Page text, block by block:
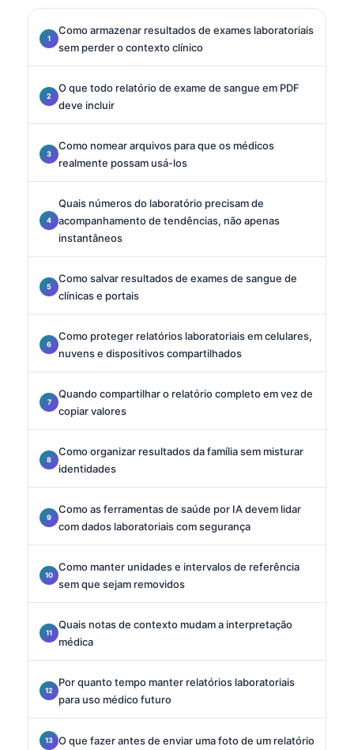
Como armazenar resultados de exames laboratoriais
sem perder o contexto clínico
O que todo relatório de exame de sangue em PDF
deve incluir
Como nomear arquivos para que os médicos
realmente possam usá-los
Quais números do laboratório precisam de
acompanhamento de tendências, não apenas
instantâneos
Como salvar resultados de exames de sangue de
clínicas e portais
Como proteger relatórios laboratoriais em celulares,
nuvens e dispositivos compartilhados
Quando compartilhar o relatório completo em vez de
copiar valores
Como organizar resultados da família sem misturar
identidades
Como as ferramentas de saúde por IA devem lidar
com dados laboratoriais com segurança
Como manter unidades e intervalos de referência
sem que sejam removidos
Quais notas de contexto mudam a interpretação
médica
Por quanto tempo manter relatórios laboratoriais
para uso médico futuro
O que fazer antes de enviar uma foto de um relatório